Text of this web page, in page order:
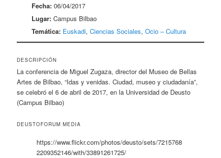
Fecha: 06/04/2017
Lugar: Campus Bilbao
Temática: Euskadi,Ciencias Sociales,Ocio – Cultura
DESCRIPCIÓN
La conferencia de Miguel Zugaza, director del Museo de Bellas
Artes de Bilbao, “Idas y venidas. Ciudad, museo y ciudadanía”,
se celebró el 6 de abril de 2017, en la Universidad de Deusto
(Campus Bilbao)
DEUSTOFORUM MEDIA
https://www.flickr.com/photos/deusto/sets/7215768
2209352146/with/33891261725/